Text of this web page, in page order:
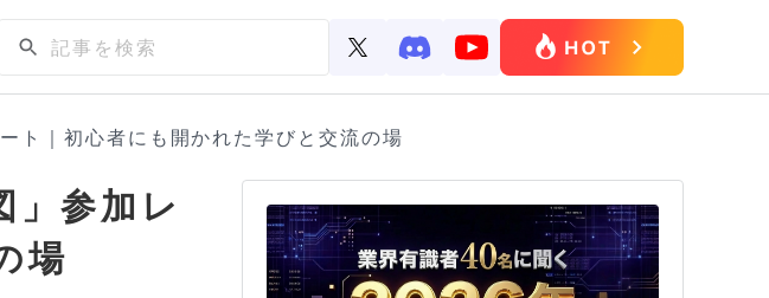
ト｜初心者にも開かれた学びと交流の場
参加レ
場